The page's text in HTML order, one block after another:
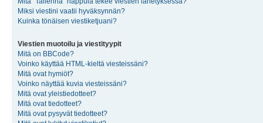
Miksi viestini vaatii hyväksynnän?
Kuinka tönäisen viestiketjuani?
Viestien muotoilu ja viestityypit
Mitä on BBCode?
Voinko käyttää HTML-kieltä viesteissäni?
Mitä ovat hymiöt?
Voinko näyttää kuvia viesteissäni?
Mitä ovat yleistiedotteet?
Mitä ovat tiedotteet?
Mitä ovat pysyvät tiedotteet?